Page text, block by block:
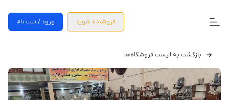
فروشنده شوید ورود / ثبت نام
بازگشت به لیست فروشگاه‌ها